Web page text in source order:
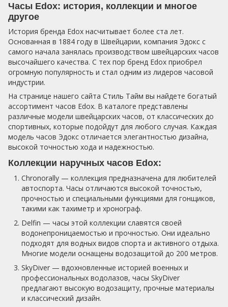
Часы Edox: история, коллекции и многое
другое
История бренда Edox насчитывает более ста лет.
Основанная в 1884 году в Швейцарии, компания Эдокс с
самого начала занялась производством швейцарских часов
высочайшего качества. С тех пор бренд Edox приобрел
огромную популярность и стал одним из лидеров часовой
индустрии.
На странице нашего сайта Стиль Тайм вы найдете богатый
ассортимент часов Edox. В каталоге представлены
различные модели швейцарских часов, от классических до
спортивных, которые подойдут для любого случая. Каждая
модель часов Эдокс отличается элегантностью дизайна,
высокой точностью хода и надежностью.
Коллекции наручных часов Edox:
Chronorally — коллекция предназначена для любителей
автоспорта. Часы отличаются высокой точностью,
прочностью и специальными функциями для гонщиков,
такими как тахиметр и хронограф.
Delfin — часы этой коллекции славятся своей
водонепроницаемостью и прочностью. Они идеально
подходят для водных видов спорта и активного отдыха.
Многие модели оснащены водозащитой до 200 метров.
SkyDiver — вдохновленные историей военных и
профессиональных водолазов, часы SkyDiver
предлагают высокую водозащиту, прочные материалы
и классический дизайн.